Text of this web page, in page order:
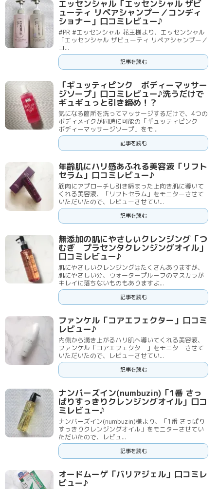
エッセンシャル「エッセンシャル ザビ
ューティ リペアシャンプー／コンディ
ショナー」口コミレビュー♪
#PR #エッセンシャル 花王様より、エッセンシャル
「エッセンシャル ザビューティ リペアシャンプー／
コ...
記事を読む
「ギュッティピンク ボディーマッサー
ジソープ」口コミレビュー♪洗うだけで
ギュギュっと引き締め！？
気になる箇所を洗ってマッサージするだけで、4つの
ボディメイクが同時に可能の「ギュッティピンク
ボディーマッサージソープ」をモ...
記事を読む
年齢肌にハリ感あふれる美容液「リフト
セラム」口コミレビュー♪
筋肉にアプローチし引き締まった上向き肌に導いて
くれる美容液、「リフトセラム」をモニターさせて
いただいたので、レビューさせてい...
記事を読む
無添加の肌にやさしいクレンジング「つ
むぎ プラセンタクレンジングオイル」
口コミレビュー♪
肌にやさしいクレンジングはたくさんありますが、
肌にやさしい分、ウォータープルーフのマスカラが
キレイに落ちないものもありますよ...
記事を読む
ファンケル「コアエフェクター」口コミ
レビュー♪
内側から湧き上がるハリ肌へ導いてくれる美容液、
ファンケル「コアエフェクター」をモニターさせて
いただいたので、レビューさせてい...
記事を読む
ナンバーズイン(numbuzin)「1番 さっ
ぱりすっきりクレンジングオイル」口コ
ミレビュー♪
ナンバーズイン(numbuzin)様より、「1番 さっぱり
すっきりクレンジングオイル」をモニターさせてい
ただいたので、レビュ...
記事を読む
オードムーゲ「バリアジェル」口コミレ
ビュー♪